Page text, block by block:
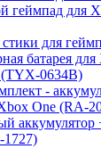
геймпад для
для
батарея
0634B)
-
One (RA-
аккумулятор
1727)